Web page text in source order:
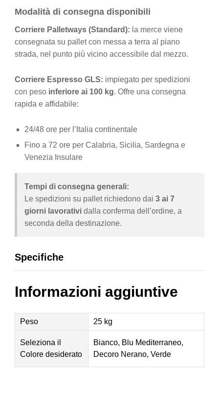
Modalità di consegna disponibili
Corriere Palletways (Standard): la merce viene
consegnata su pallet con messa a terra al piano
strada, nel punto più vicino accessibile dal mezzo.
Corriere Espresso GLS: impiegato per spedizioni
con peso inferiore ai 100 kg. Offre una consegna
rapida e affidabile:
24/48 ore per l’Italia continentale
Fino a 72 ore per Calabria, Sicilia, Sardegna e
Venezia Insulare
Tempi di consegna generali:
Le spedizioni su pallet richiedono dai 3 ai 7
giorni lavorativi dalla conferma dell’ordine, a
seconda della destinazione.
Specifiche
Informazioni aggiuntive
Peso 25 kg
Seleziona il
Colore desiderato
Bianco, Blu Mediterraneo,
Decoro Nerano, Verde